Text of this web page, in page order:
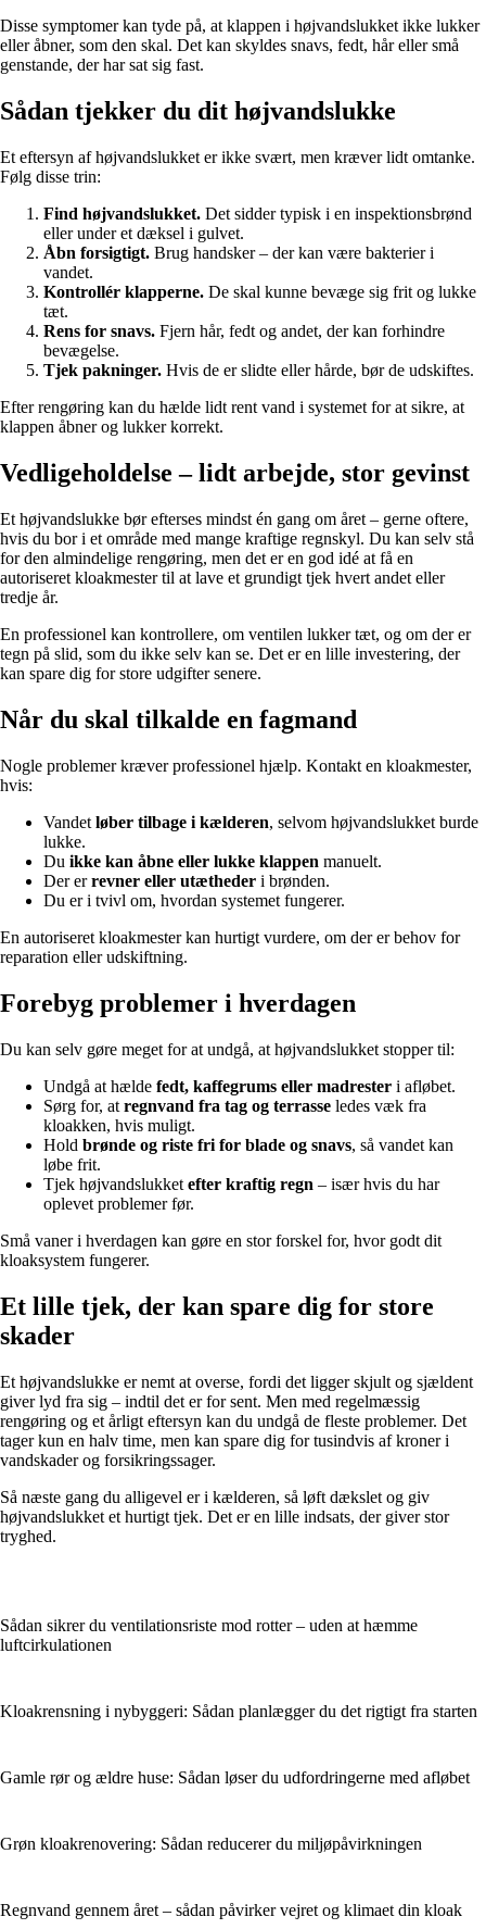
Disse symptomer kan tyde på, at klappen i højvandslukket ikke lukker
eller åbner, som den skal. Det kan skyldes snavs, fedt, hår eller små
genstande, der har sat sig fast.
Sådan tjekker du dit højvandslukke
Et eftersyn af højvandslukket er ikke svært, men kræver lidt omtanke.
Følg disse trin:
Find højvandslukket. Det sidder typisk i en inspektionsbrønd
eller under et dæksel i gulvet.
Åbn forsigtigt. Brug handsker – der kan være bakterier i
vandet.
Kontrollér klapperne. De skal kunne bevæge sig frit og lukke
tæt.
Rens for snavs. Fjern hår, fedt og andet, der kan forhindre
bevægelse.
Tjek pakninger. Hvis de er slidte eller hårde, bør de udskiftes.
Efter rengøring kan du hælde lidt rent vand i systemet for at sikre, at
klappen åbner og lukker korrekt.
Vedligeholdelse – lidt arbejde, stor gevinst
Et højvandslukke bør efterses mindst én gang om året – gerne oftere,
hvis du bor i et område med mange kraftige regnskyl. Du kan selv stå
for den almindelige rengøring, men det er en god idé at få en
autoriseret kloakmester til at lave et grundigt tjek hvert andet eller
tredje år.
En professionel kan kontrollere, om ventilen lukker tæt, og om der er
tegn på slid, som du ikke selv kan se. Det er en lille investering, der
kan spare dig for store udgifter senere.
Når du skal tilkalde en fagmand
Nogle problemer kræver professionel hjælp. Kontakt en kloakmester,
hvis:
Vandet løber tilbage i kælderen, selvom højvandslukket burde
lukke.
Du ikke kan åbne eller lukke klappen manuelt.
Der errevner eller utætheder i brønden.
Du er i tvivl om, hvordan systemet fungerer.
En autoriseret kloakmester kan hurtigt vurdere, om der er behov for
reparation eller udskiftning.
Forebyg problemer i hverdagen
Du kan selv gøre meget for at undgå, at højvandslukket stopper til:
Undgå at hælde fedt, kaffegrums eller madrester i afløbet.
Sørg for, at regnvand fra tag og terrasse ledes væk fra
kloakken, hvis muligt.
Hold brønde og riste fri for blade og snavs, så vandet kan
løbe frit.
Tjek højvandslukket efter kraftig regn – især hvis du har
oplevet problemer før.
Små vaner i hverdagen kan gøre en stor forskel for, hvor godt dit
kloaksystem fungerer.
Et lille tjek, der kan spare dig for store
skader
Et højvandslukke er nemt at overse, fordi det ligger skjult og sjældent
giver lyd fra sig – indtil det er for sent. Men med regelmæssig
rengøring og et årligt eftersyn kan du undgå de fleste problemer. Det
tager kun en halv time, men kan spare dig for tusindvis af kroner i
vandskader og forsikringssager.
Så næste gang du alligevel er i kælderen, så løft dækslet og giv
højvandslukket et hurtigt tjek. Det er en lille indsats, der giver stor
tryghed.
Sådan sikrer du ventilationsriste mod rotter – uden at hæmme
luftcirkulationen
Kloakrensning i nybyggeri: Sådan planlægger du det rigtigt fra starten
Gamle rør og ældre huse: Sådan løser du udfordringerne med afløbet
Grøn kloakrenovering: Sådan reducerer du miljøpåvirkningen
Regnvand gennem året – sådan påvirker vejret og klimaet din kloak